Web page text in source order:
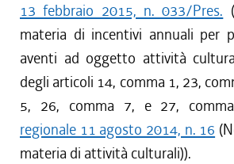
13 febbraio 2015, n. 033/Pres.
materia di incentivi annuali per
aventi ad oggetto attività
degli articoli 14, comma 1, 23,
5, 26, comma 7, e 27,
regionale 11 agosto 2014, n. 16
materia di attività culturali)).